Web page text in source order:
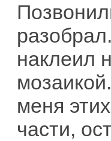
наклеил
меня
части,